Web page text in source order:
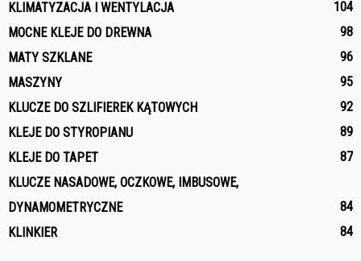
KLIMATYZACJA I WENTYLACJA
104
MOCNE KLEJE DO DREWNA
98
MATY SZKLANE
96
MASZYNY
95
KLUCZE DO SZLIFIEREK KĄTOWYCH
92
KLEJE DO STYROPIANU
89
KLEJE DO TAPET
87
KLUCZE NASADOWE, OCZKOWE, IMBUSOWE,
DYNAMOMETRYCZNE
84
KLINKIER
84